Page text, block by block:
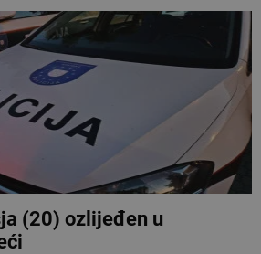
(20) ozlijeđen u